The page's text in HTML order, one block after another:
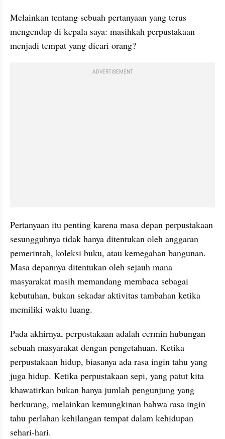
Melainkan tentang sebuah pertanyaan yang terus
mengendap di kepala saya: masihkah perpustakaan
menjadi tempat yang dicari orang?
ADVERTISEMENT
Pertanyaan itu penting karena masa depan perpustakaan
sesungguhnya tidak hanya ditentukan oleh anggaran
pemerintah, koleksi buku, atau kemegahan bangunan.
Masa depannya ditentukan oleh sejauh mana
masyarakat masih memandang membaca sebagai
kebutuhan, bukan sekadar aktivitas tambahan ketika
memiliki waktu luang.
Pada akhirnya, perpustakaan adalah cermin hubungan
sebuah masyarakat dengan pengetahuan. Ketika
perpustakaan hidup, biasanya ada rasa ingin tahu yang
juga hidup. Ketika perpustakaan sepi, yang patut kita
khawatirkan bukan hanya jumlah pengunjung yang
berkurang, melainkan kemungkinan bahwa rasa ingin
tahu perlahan kehilangan tempat dalam kehidupan
sehari-hari.